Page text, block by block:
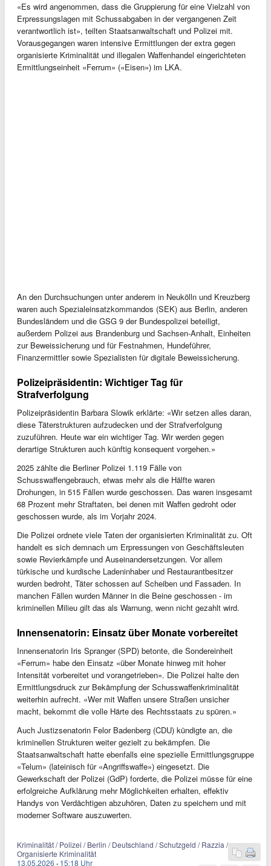
«Es wird angenommen, dass die Gruppierung für eine Vielzahl von
Erpressungslagen mit Schussabgaben in der vergangenen Zeit
verantwortlich ist», teilten Staatsanwaltschaft und Polizei mit.
Vorausgegangen waren intensive Ermittlungen der extra gegen
organisierte Kriminalität und illegalen Waffenhandel eingerichteten
Ermittlungseinheit «Ferrum» («Eisen») im LKA.
An den Durchsuchungen unter anderem in Neukölln und Kreuzberg
waren auch Spezialeinsatzkommandos (SEK) aus Berlin, anderen
Bundesländern und die GSG 9 der Bundespolizei beteiligt,
außerdem Polizei aus Brandenburg und Sachsen-Anhalt, Einheiten
zur Beweissicherung und für Festnahmen, Hundeführer,
Finanzermittler sowie Spezialisten für digitale Beweissicherung.
Polizeipräsidentin: Wichtiger Tag für
Strafverfolgung
Polizeipräsidentin Barbara Slowik erklärte: «Wir setzen alles daran,
diese Täterstrukturen aufzudecken und der Strafverfolgung
zuzuführen. Heute war ein wichtiger Tag. Wir werden gegen
derartige Strukturen auch künftig konsequent vorgehen.»
2025 zählte die Berliner Polizei 1.119 Fälle von
Schusswaffengebrauch, etwas mehr als die Hälfte waren
Drohungen, in 515 Fällen wurde geschossen. Das waren insgesamt
68 Prozent mehr Straftaten, bei denen mit Waffen gedroht oder
geschossen wurde, als im Vorjahr 2024.
Die Polizei ordnete viele Taten der organisierten Kriminalität zu. Oft
handelt es sich demnach um Erpressungen von Geschäftsleuten
sowie Revierkämpfe und Auseinandersetzungen. Vor allem
türkische und kurdische Ladeninhaber und Restaurantbesitzer
wurden bedroht, Täter schossen auf Scheiben und Fassaden. In
manchen Fällen wurden Männer in die Beine geschossen - im
kriminellen Milieu gilt das als Warnung, wenn nicht gezahlt wird.
Innensenatorin: Einsatz über Monate vorbereitet
Innensenatorin Iris Spranger (SPD) betonte, die Sondereinheit
«Ferrum» habe den Einsatz «über Monate hinweg mit hoher
Intensität vorbereitet und vorangetrieben». Die Polizei halte den
Ermittlungsdruck zur Bekämpfung der Schusswaffenkriminalität
weiterhin aufrecht. «Wer mit Waffen unsere Straßen unsicher
macht, bekommt die volle Härte des Rechtsstaats zu spüren.»
Auch Justizsenatorin Felor Badenberg (CDU) kündigte an, die
kriminellen Strukturen weiter gezielt zu bekämpfen. Die
Staatsanwaltschaft hatte ebenfalls eine spezielle Ermittlungsgruppe
«Telum» (lateinisch für «Angriffswaffe») eingesetzt. Die
Gewerkschaft der Polizei (GdP) forderte, die Polizei müsse für eine
erfolgreiche Aufklärung mehr Möglichkeiten erhalten, effektiv
Handys von Verdächtigen abzuhören, Daten zu speichern und mit
moderner Software auszuwerten.
Kriminalität / Polizei / Berlin / Deutschland / Schutzgeld / Razzia /
Organisierte Kriminalität
13.05.2026 · 15:18 Uhr